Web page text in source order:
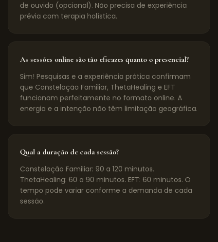
de ouvido (opcional). Não precisa de experiência
prévia com terapia holística.
As sessões online são tão eficazes quanto o presencial?
Sim! Pesquisas e a experiência prática confirmam
que Constelação Familiar, ThetaHealing e EFT
funcionam perfeitamente no formato online. A
energia e a intenção não têm limitação geográfica.
Qual a duração de cada sessão?
Constelação Familiar: 90 a 120 minutos.
ThetaHealing: 60 a 90 minutos. EFT: 60 minutos. O
tempo pode variar conforme a demanda de cada
sessão.